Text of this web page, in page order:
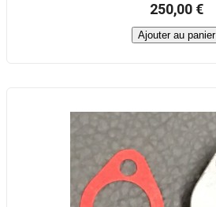
250,00 €
Ajouter au panier